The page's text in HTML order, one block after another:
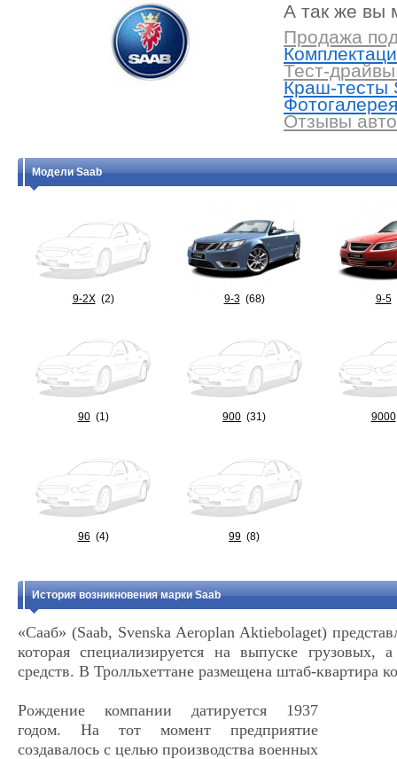
А так же вы
Продажа
Тест-
Краш-тесты
Отзывы
Модели Saab
9-2X (2) 9-3 (68) 9-5
90 (1) 900 (31) 9000
96 (4) 99 (8)
История возникновения марки Saab
«Сааб» (Saab, Svenska Aeroplan Aktiebolaget)
которая специализируется на выпуске грузовых,
средств. В Тролльхеттане размещена штаб-квартира
Рождение компании датируется 1937
годом. На тот момент предприятие
создавалось с целью производства военных